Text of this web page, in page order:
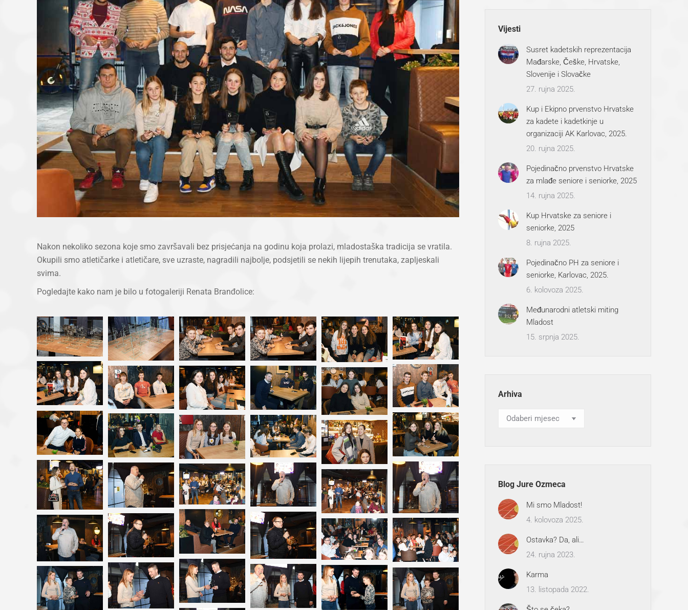
Nakon nekoliko sezona koje smo završavali bez prisjećanja na godinu koja prolazi, mladostaška tradicija se vratila.
Okupili smo atletičarke i atletičare, sve uzraste, nagradili najbolje, podsjetili se nekih lijepih trenutaka, zapljeskali
svima.
Pogledajte kako nam je bilo u fotogaleriji Renata Branđolice:
Vijesti
Susret kadetskih reprezentacija
Mađarske, Češke, Hrvatske,
Slovenije i Slovačke
27. rujna 2025.
Kup i Ekipno prvenstvo Hrvatske
za kadete i kadetkinje u
organizaciji AK Karlovac, 2025.
20. rujna 2025.
Pojedinačno prvenstvo Hrvatske
za mlađe seniore i seniorke, 2025
14. rujna 2025.
Kup Hrvatske za seniore i
seniorke, 2025
8. rujna 2025.
Pojedinačno PH za seniore i
seniorke, Karlovac, 2025.
6. kolovoza 2025.
Međunarodni atletski miting
Mladost
15. srpnja 2025.
Arhiva
Arhiva
Blog Jure Ozmeca
Mi smo Mladost!
4. kolovoza 2025.
Ostavka? Da, ali…
24. rujna 2023.
Karma
13. listopada 2022.